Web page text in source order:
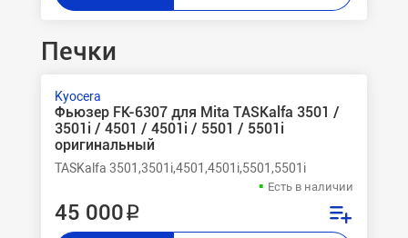
Печки
Kyocera
Фьюзер FK-6307 для Mita TASKalfa 3501 /
3501i / 4501 / 4501i / 5501 / 5501i
оригинальный
TASKalfa 3501,3501i,4501,4501i,5501,5501i
Есть в наличии
45 000 ₽